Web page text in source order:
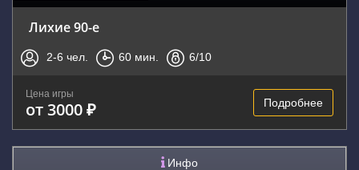
Лихие 90-е
2-6 чел. 60 мин. 6/10
Цена игры
от 3000 ₽ Подробнее
Инфо